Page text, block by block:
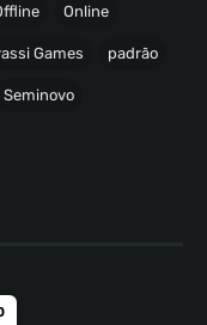
Online
Games padrão
Seminovo